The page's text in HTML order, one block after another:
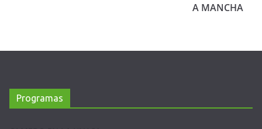
A MANCHA
Programas